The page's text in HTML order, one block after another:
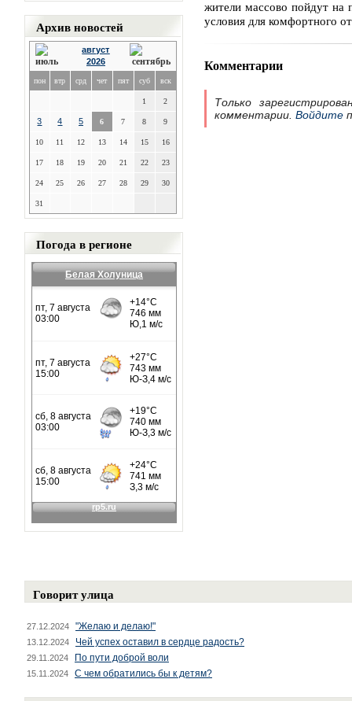
Архив новостей
август
2026
пон втр срд чет пят суб вск
1 2
3 4 5 6 7 8 9
10 11 12 13 14 15 16
17 18 19 20 21 22 23
24 25 26 27 28 29 30
31
Погода в регионе
Белая Холуница
жители массово пойдут на
условия для комфортного
Комментарии
Только
комментарии. Войдите
Говорит улица
27.12.2024 "Желаю и делаю!"
13.12.2024 Чей успех оставил в сердце радость?
29.11.2024 По пути доброй воли
15.11.2024 С чем обратились бы к детям?